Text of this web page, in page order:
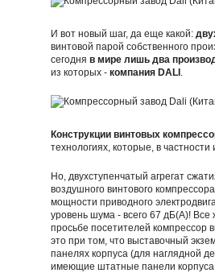
И вот новый шаг, да еще какой:
винтовой парой собственного
сегодня в мире лишь два
из которых - компания DALI.
Конструкции винтовых
технологиях, которые, в
Но, двухступенчатый агрегат
воздушного винтового
мощности приводного
уровень шума - всего 67 дБ(А)!
просьбе посетителей компрессор
это при том, что выставочный
панелях корпуса (для наглядной
имеющие штатные панели